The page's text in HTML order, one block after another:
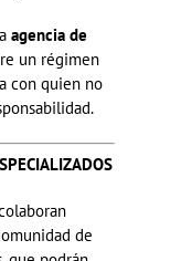
agencia de
un régimen
con quien no
de